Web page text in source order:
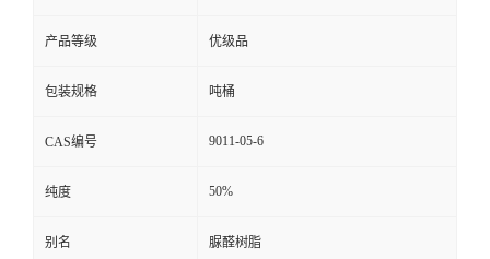
产品等级 优级品
包装规格 吨桶
CAS编号 9011-05-6
纯度 50%
别名 脲醛树脂